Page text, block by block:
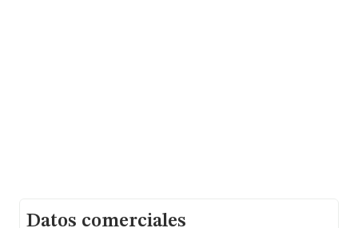
Datos comerciales